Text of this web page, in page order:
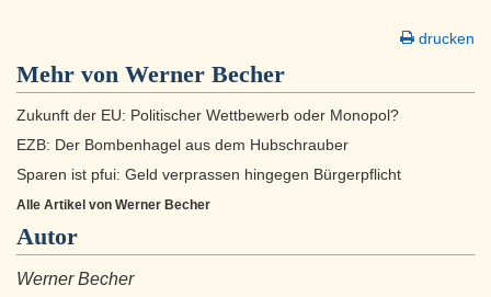
drucken
Mehr von Werner Becher
Zukunft der EU: Politischer Wettbewerb oder Monopol?
EZB: Der Bombenhagel aus dem Hubschrauber
Sparen ist pfui: Geld verprassen hingegen Bürgerpflicht
Alle Artikel von Werner Becher
Autor
Werner Becher